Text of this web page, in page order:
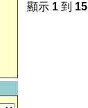
顯示 1 到 15